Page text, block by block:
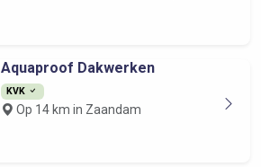
Aquaproof Dakwerken
KVK
Op 14 km in Zaandam